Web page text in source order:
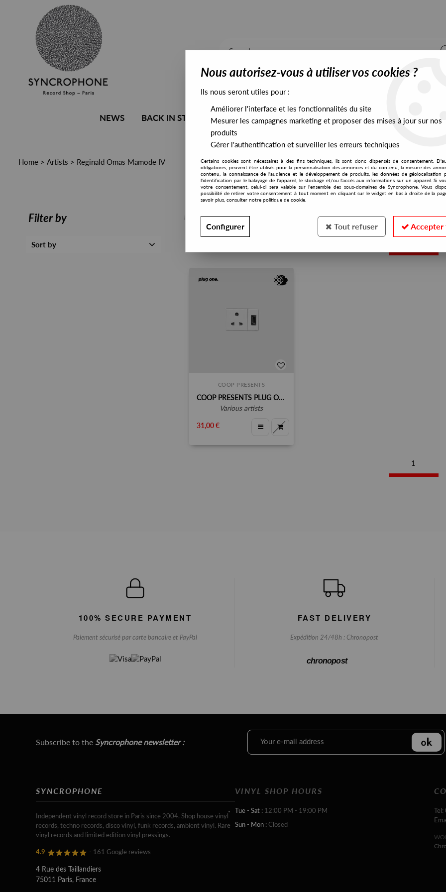
NEWS BACK IN STOCK ALL STOCK EXCLUSIVES PRESALES EXCLUSIVES
Home > Artists > Reginald Omas Mamode IV
Filter by
Sort by
PRESALES EXCLUSIVES
COOP PRESENTS
COOP PRESENTS PLUG ONE
various artists
31,00 €
1
100% SECURE PAYMENT
Paiement sécurisé par carte bancaire et PayPal
FAST DELIVERY
Expédition 24/48h : Chronopost
chronopost
Subscribe to the Syncrophone newsletter :
SYNCROPHONE
Independent vinyl record store in Paris since 2004. Shop house vinyl
records, techno records, disco vinyl, funk records, ambient vinyl. Rare
vinyl records and limited edition vinyl pressings.
4.9 - 161 Google reviews
4 Rue des Taillandiers
75011 Paris, France
VINYL SHOP HOURS
Tue - Sat : 12:00 PM - 19:00 PM
Sun - Mon : Closed
Nous autorisez-vous à utiliser vos cookies ?
Ils nous seront utiles pour :
Améliorer l'interface et les fonctionnalités du site
Mesurer les campagnes marketing et proposer des mises à jour sur nos
produits
Gérer l'authentification et surveiller les erreurs techniques
Certains cookies sont nécessaires à des fins techniques, ils sont donc dispensés de consentement.
obligatoires, peuvent être utilisés pour la personnalisation des annonces et du contenu, la mesure des
contenu, la connaissance de l'audience et le développement de produits, les données de géolocalisation
l'identification par le balayage de l'appareil, le stockage et/ou l'accès aux informations sur un appareil. Si
votre consentement, celui-ci sera valable sur l’ensemble des sous-domaines de Syncrophone. Vous
possibilité de retirer votre consentement à tout moment en cliquant sur le widget en bas à droite de la
savoir plus, consulter notre politique de cookie.
Configurer Tout refuser Accepter